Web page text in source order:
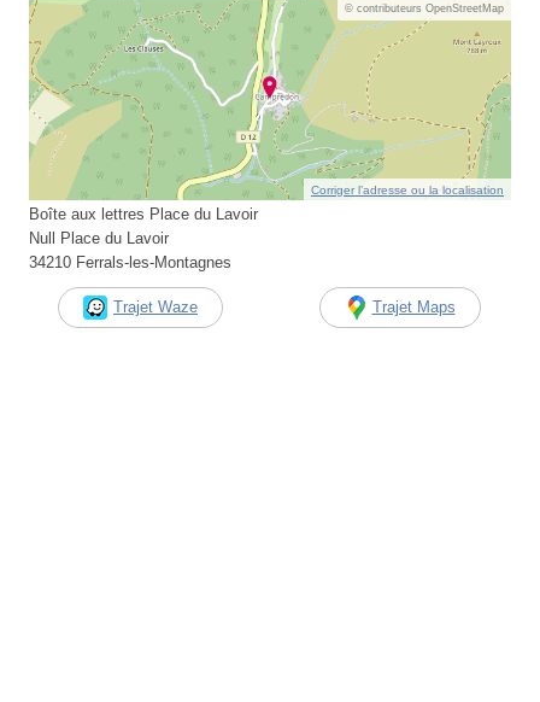
© contributeurs OpenStreetMap
Corriger l’adresse ou la localisation
Boîte aux lettres Place du Lavoir
Null Place du Lavoir
34210 Ferrals-les-Montagnes
Trajet Waze Trajet Maps